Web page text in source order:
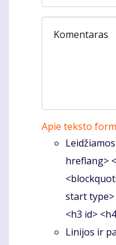
Komentaras
Apie teksto
hreflang>
start type>
<h3 id>
Linijos ir